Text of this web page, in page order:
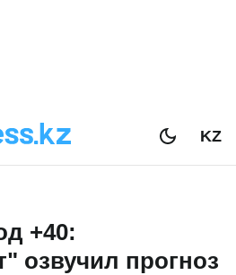
KZ
+40:
озвучил прогноз